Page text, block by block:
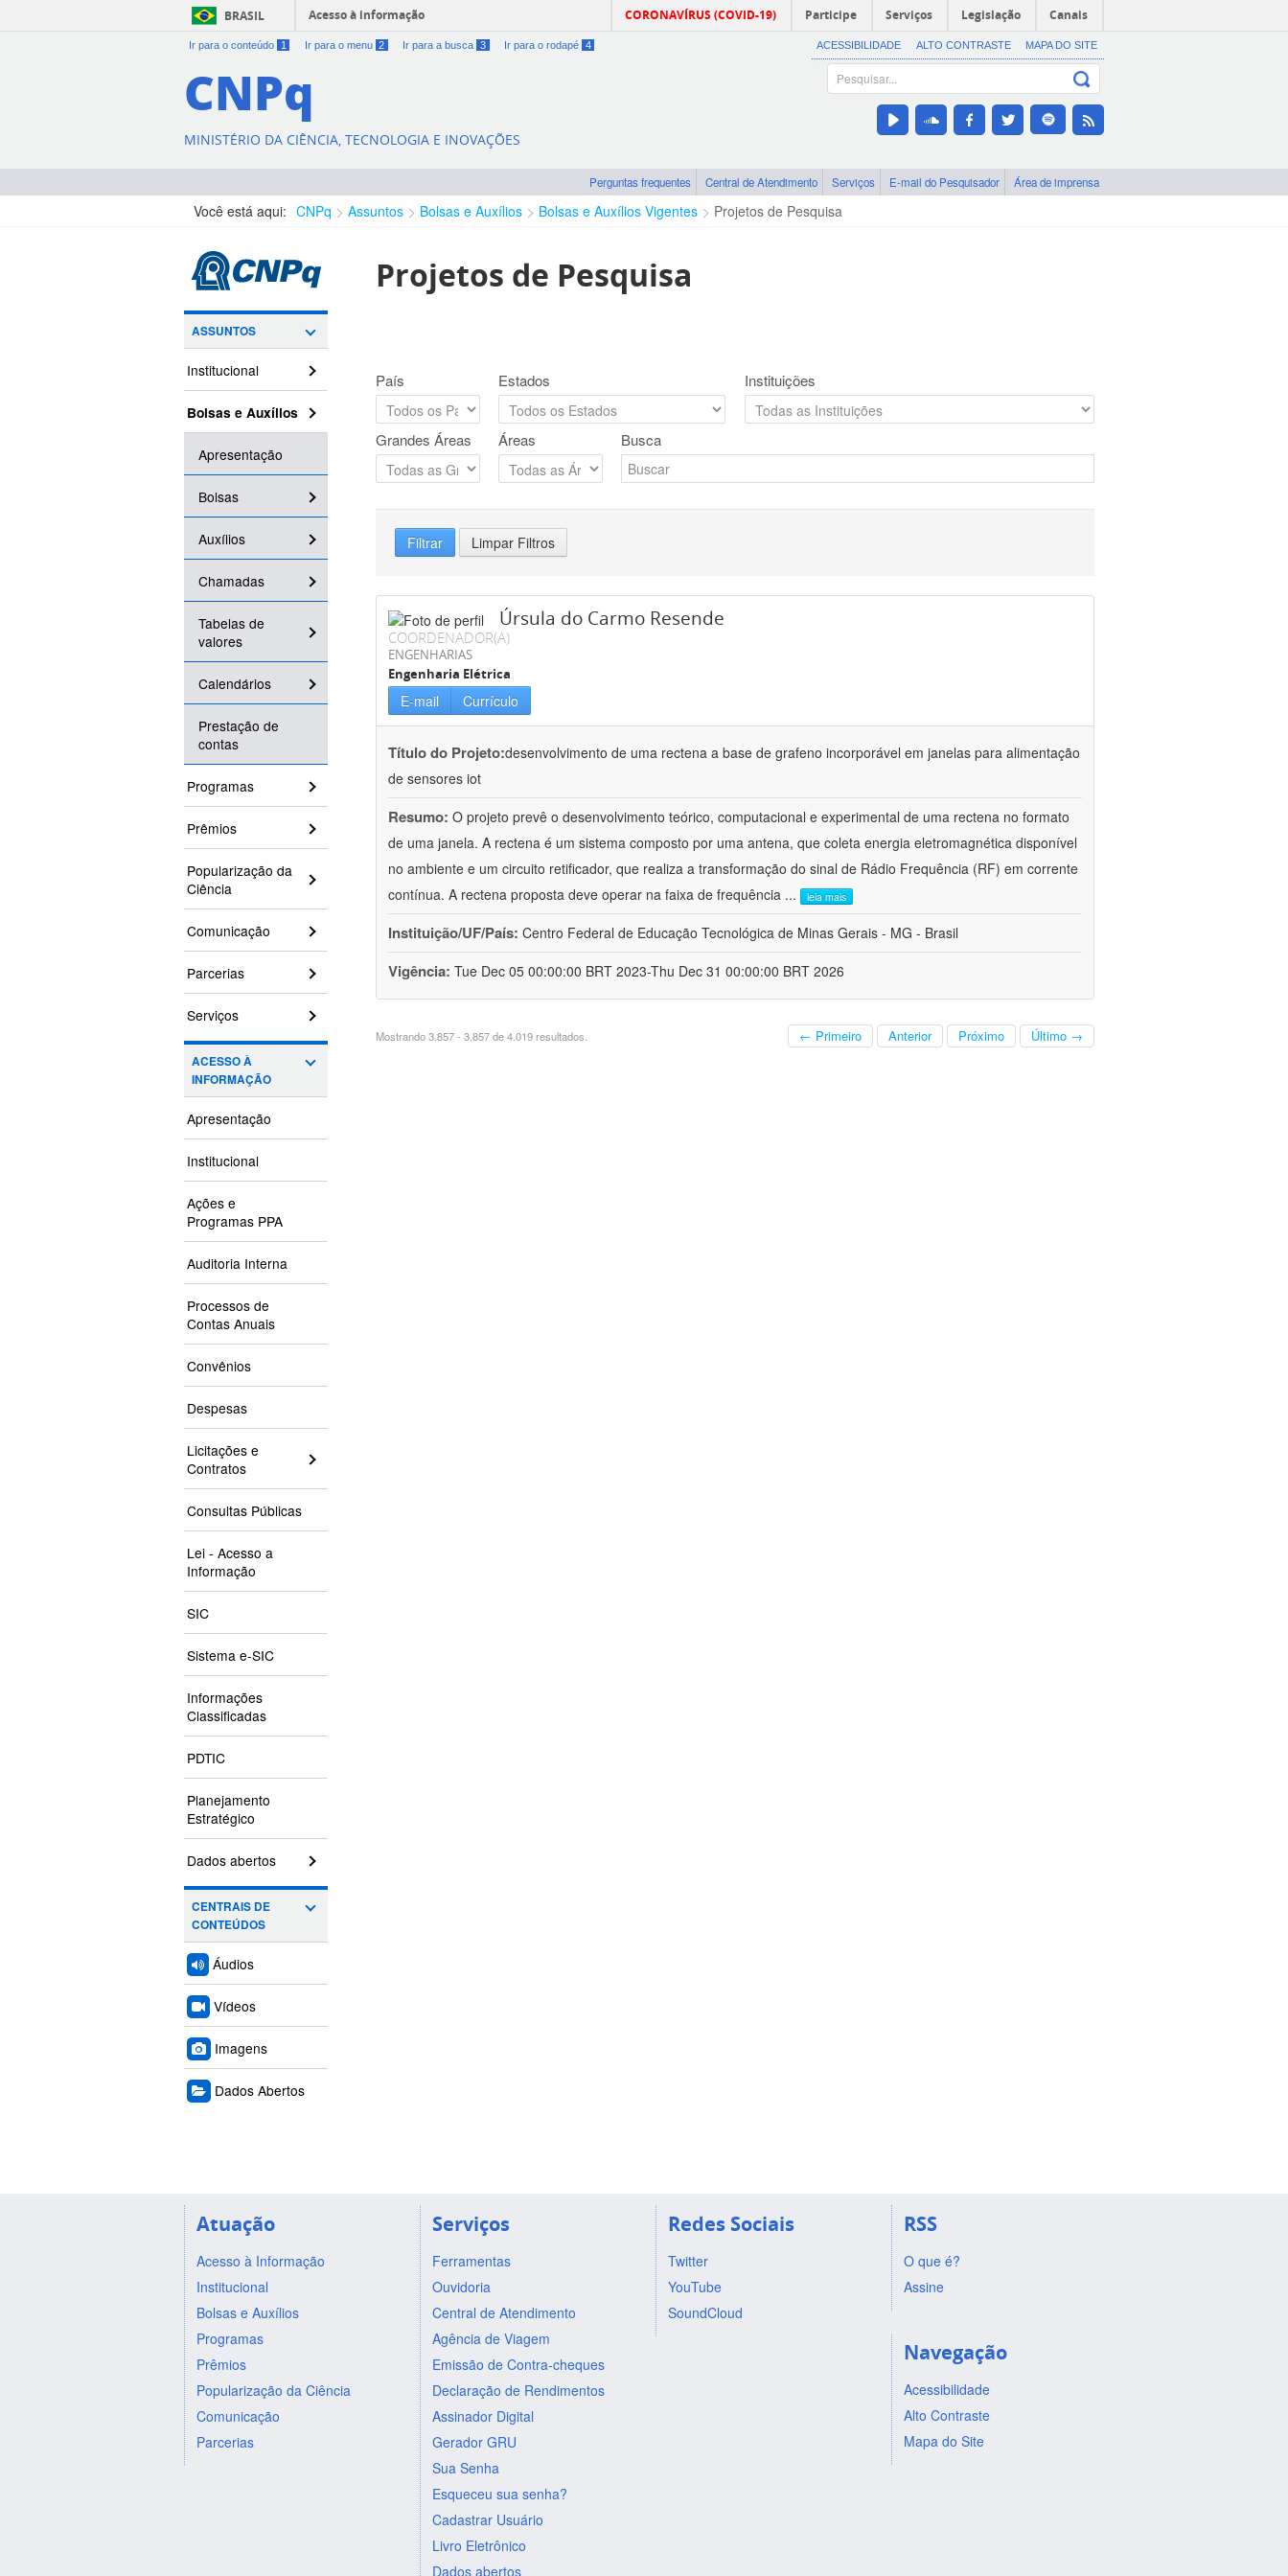
BRASIL Acesso à informação CORONAVÍRUS (COVID-19) Participe Serviços Legislação Canais
Ir para o conteúdo 1 Ir para o menu 2 Ir para a busca 3 Ir para o rodapé 4 ACESSIBILIDADE ALTO CONTRASTE MAPA DO SITE
CNPq
MINISTÉRIO DA CIÊNCIA, TECNOLOGIA E INOVAÇÕES
Perguntas frequentes Central de Atendimento Serviços E-mail do Pesquisador Área de imprensa
Você está aqui: CNPq Assuntos Bolsas e Auxílios Bolsas e Auxílios Vigentes Projetos de Pesquisa
ASSUNTOS
Institucional
Bolsas e Auxílios
Apresentação
Bolsas
Auxílios
Chamadas
Tabelas de
valores
Calendários
Prestação de
contas
Programas
Prêmios
Popularização da
Ciência
Comunicação
Parcerias
Serviços
ACESSO À
INFORMAÇÃO
Apresentação
Institucional
Ações e
Programas PPA
Auditoria Interna
Processos de
Contas Anuais
Convênios
Despesas
Licitações e
Contratos
Consultas Públicas
Lei - Acesso a
Informação
SIC
Sistema e-SIC
Informações
Classificadas
PDTIC
Planejamento
Estratégico
Dados abertos
CENTRAIS DE
CONTEÚDOS
Áudios
Vídeos
Imagens
Dados Abertos
Projetos de Pesquisa
País Estados Instituições
Grandes Áreas Áreas Busca
Filtrar Limpar Filtros
Úrsula do Carmo Resende
COORDENADOR(A)
ENGENHARIAS
Engenharia Elétrica
E-mail Currículo
Título do Projeto:desenvolvimento de uma rectena a base de grafeno incorporável em janelas para alimentação
de sensores iot
Resumo: O projeto prevê o desenvolvimento teórico, computacional e experimental de uma rectena no formato
de uma janela. A rectena é um sistema composto por uma antena, que coleta energia eletromagnética disponível
no ambiente e um circuito retificador, que realiza a transformação do sinal de Rádio Frequência (RF) em corrente
contínua. A rectena proposta deve operar na faixa de frequência ... leia mais
Instituição/UF/País: Centro Federal de Educação Tecnológica de Minas Gerais - MG - Brasil
Vigência: Tue Dec 05 00:00:00 BRT 2023-Thu Dec 31 00:00:00 BRT 2026
Mostrando 3.857 - 3.857 de 4.019 resultados. ← Primeiro Anterior Próximo Último →
Atuação
Acesso à Informação
Institucional
Bolsas e Auxílios
Programas
Prêmios
Popularização da Ciência
Comunicação
Parcerias
Serviços
Ferramentas
Ouvidoria
Central de Atendimento
Agência de Viagem
Emissão de Contra-cheques
Declaração de Rendimentos
Assinador Digital
Gerador GRU
Sua Senha
Esqueceu sua senha?
Cadastrar Usuário
Livro Eletrônico
Dados abertos
Redes Sociais
Twitter
YouTube
SoundCloud
RSS
O que é?
Assine
Navegação
Acessibilidade
Alto Contraste
Mapa do Site